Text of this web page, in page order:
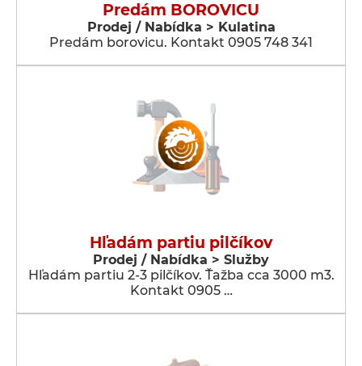
Predám BOROVICU
Prodej / Nabídka > Kulatina
Predám borovicu. Kontakt 0905 748 341
Hľadám partiu pilčíkov
Prodej / Nabídka > Služby
Hľadám partiu 2-3 pilčíkov. Ťažba cca 3000 m3.
Kontakt 0905 …